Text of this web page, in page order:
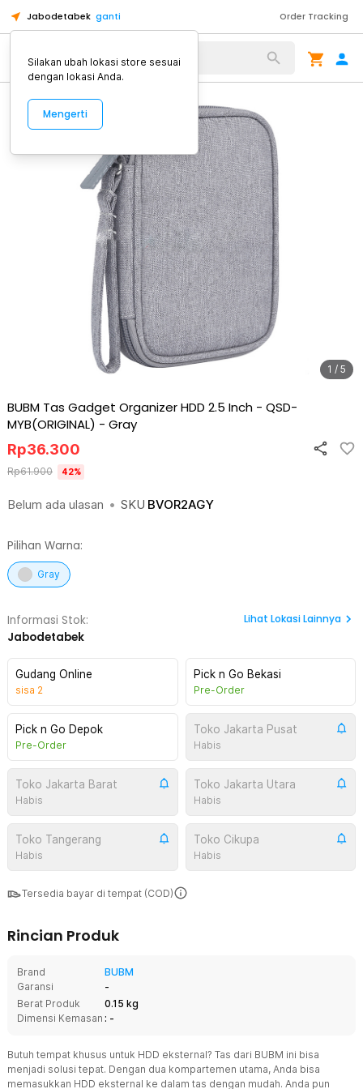
Jabodetabek ganti Order Tracking
Alat Kopi
1 / 5
BUBM Tas Gadget Organizer HDD 2.5 Inch - QSD-
MYB(ORIGINAL) - Gray
Belum ada ulasan • SKU BVOR2AGY
Rp36.300
Rp61.900 42%
Pilihan Warna:
Gray
Informasi Stok:
Jabodetabek
Lihat Lokasi Lainnya
Gudang Online
sisa 2
Pick n Go Bekasi
Pre-Order
Pick n Go Depok
Pre-Order
Toko Jakarta Pusat
Habis
Toko Jakarta Barat
Habis
Toko Jakarta Utara
Habis
Toko Tangerang
Habis
Toko Cikupa
Habis
Tersedia bayar di tempat (COD)
Rincian Produk
Brand
BUBM
Garansi
-
Berat Produk
0.15 kg
Dimensi Kemasan : -
Butuh tempat khusus untuk HDD eksternal? Tas dari BUBM ini bisa
menjadi solusi tepat. Dengan dua kompartemen utama, Anda bisa
memasukkan HDD eksternal ke dalam tas dengan mudah. Anda pun
Silakan ubah lokasi store sesuai
dengan lokasi Anda.
Mengerti